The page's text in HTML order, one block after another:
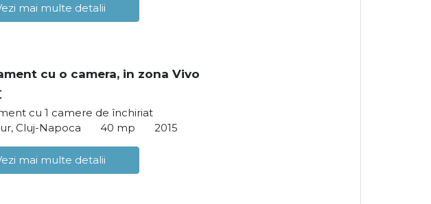
mai multe detalii
cu o camera, in zona Vivo
cu 1 camere de închiriat
Cluj-Napoca
40 mp 2015
mai multe detalii